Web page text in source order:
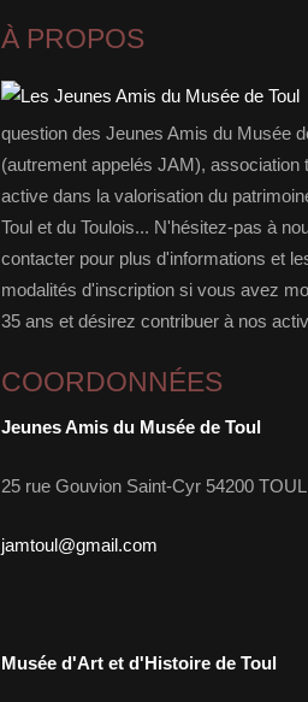
À PROPOS
question des Jeunes Amis du Musée
(autrement appelés JAM), association
active dans la valorisation du
Toul et du Toulois... N'hésitez-pas à
contacter pour plus d'informations et
modalités d'inscription si vous avez
35 ans et désirez contribuer à nos
COORDONNÉES
Jeunes Amis du Musée de Toul
25 rue Gouvion Saint-Cyr 54200 TOUL
jamtoul@gmail.com
Musée d'Art et d'Histoire de Toul